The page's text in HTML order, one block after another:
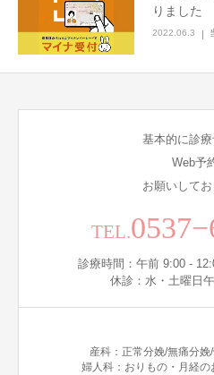
りました
2022.06.3
基本的に診療
Web予
お願いしてお
TEL.
診療時間：午前 9:00 -
休診：水・土曜日
産科：正常分娩/無痛分
婦人科：おりもの・月経の